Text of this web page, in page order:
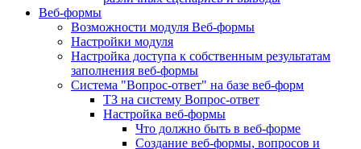
Веб-формы
Возможности модуля Веб-формы
Настройки модуля
Настройка доступа к собственным результатам
заполнения веб-формы
Система "Вопрос-ответ" на базе веб-форм
ТЗ на систему Вопрос-ответ
Настройка веб-формы
Что должно быть в веб-форме
Создание веб-формы, вопросов и